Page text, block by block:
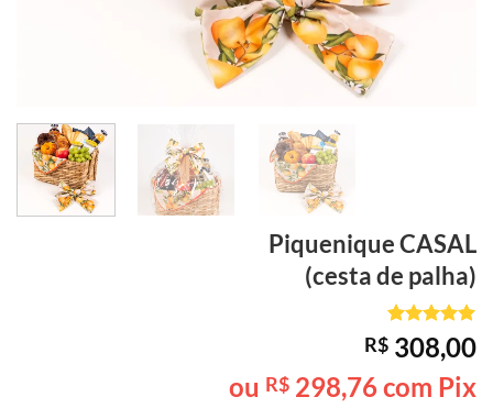
PiqueniqueCASAL
(cesta de palha)
Avaliado
como5de
5, com
baseado em
1
R$ 308,00
ou R$ 298,76com Pix